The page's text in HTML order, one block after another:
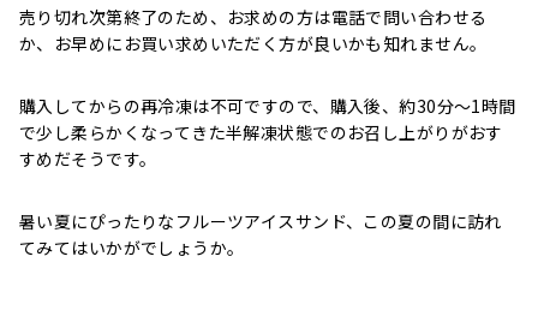
売り切れ次第終了のため、お求めの方は電話で問い合わせる
か、お早めにお買い求めいただく方が良いかも知れません。
購入してからの再冷凍は不可ですので、 購入後、約30分～1時間
で少し柔らかくなってきた半解凍状態でのお召し上がりがおす
すめだそうです。
暑い夏にぴったりなフルーツアイスサンド、この夏の間に訪れ
てみてはいかがでしょうか。